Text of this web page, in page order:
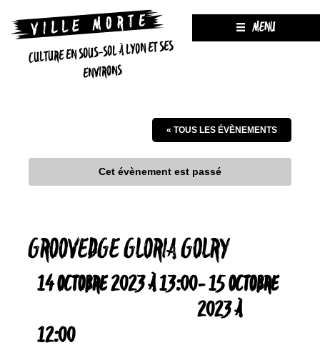
CULTURE EN SOUS-SOL À LYON ET SES
ENVIRONS
MENU
« TOUS LES ÉVÈNEMENTS
Cet évènement est passé
GROOVEDGE GLORIA GOLRY
14 OCTOBRE 2023 À 13:00-15 OCTOBRE
2023 À
12:00